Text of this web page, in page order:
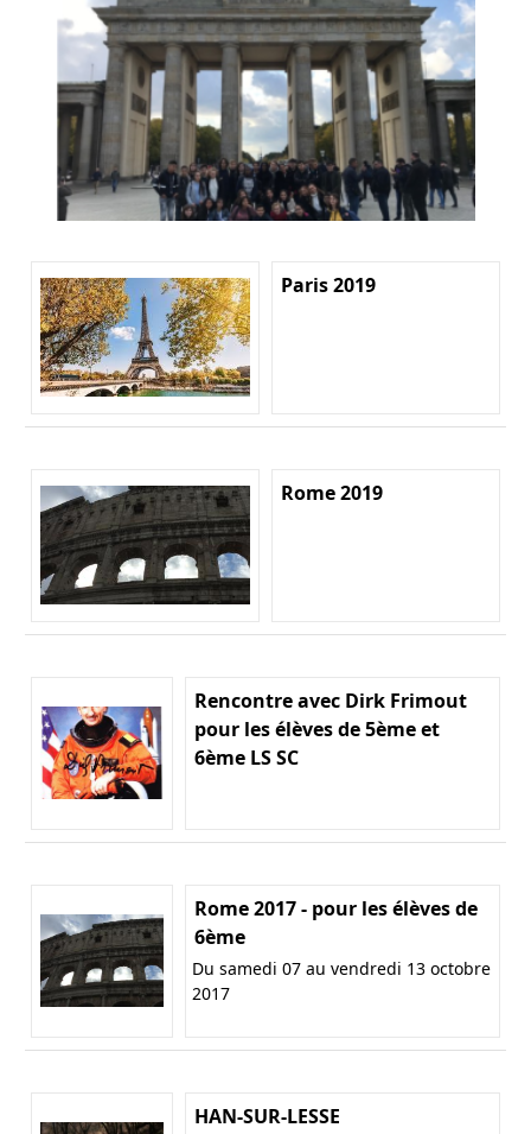
Paris 2019
Rome 2019
Rencontre avec Dirk Frimout
pour les élèves de 5ème et
6ème LS SC
Rome 2017 - pour les élèves de
6ème
Du samedi 07 au vendredi 13 octobre
2017
HAN-SUR-LESSE